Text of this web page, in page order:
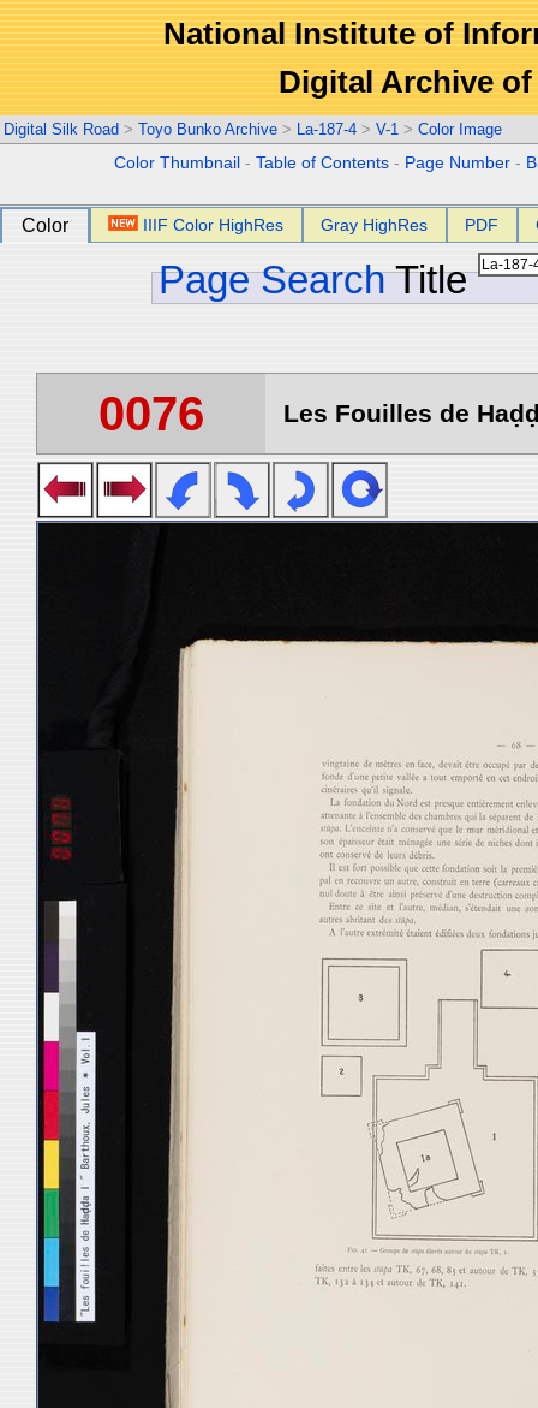
National Institute of
Digital Archive
Digital Silk Road > Toyo Bunko Archive > La-187-4 > V-1 > Color Image
Color Thumbnail -Table of Contents - Page Number -
Color IIIF Color HighRes Gray HighRes PDF
Page Search Title
0076 Les Fouilles de